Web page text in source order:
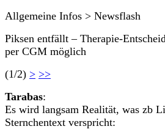
Allgemeine Infos > Newsflash
Piksen entfällt – Therapie-
per CGM möglich
(1/2) > >>
Tarabas:
Es wird langsam Realität, was zb
Sternchentext verspricht: